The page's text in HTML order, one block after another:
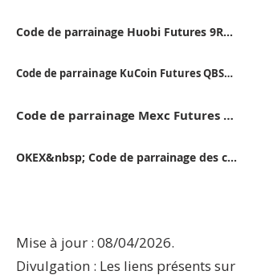
Code de parrainage Huobi Futures 9RTB4223
Code de parrainage KuCoin Futures QBSSS8MK
Code de parrainage Mexc Futures 14FB5
OKEX&nbsp; Code de parrainage des contrats à terme 11162416
Mise à jour : 08/04/2026.
Divulgation : Les liens présents sur